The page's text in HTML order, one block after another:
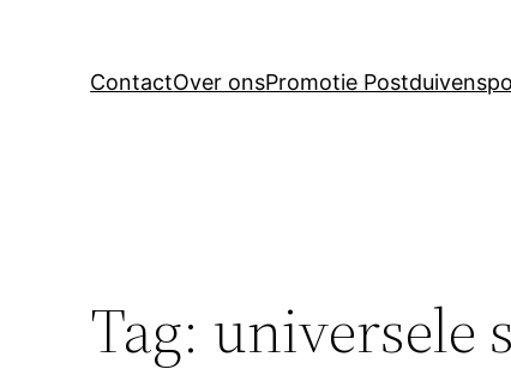
ContactOver onsPromotie
Tag: universele